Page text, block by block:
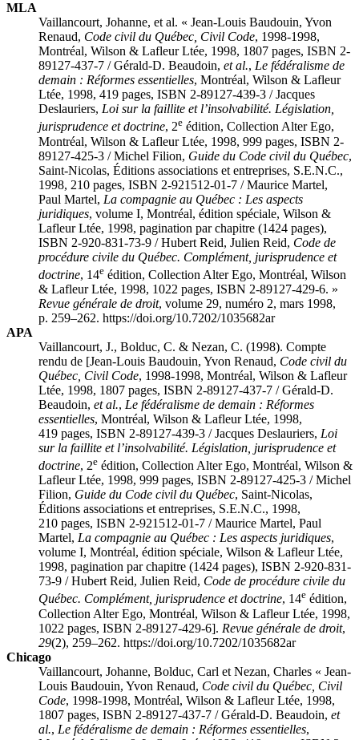
MLA
Vaillancourt, Johanne, et al. « Jean-Louis Baudouin, Yvon
Renaud, Code civil du Québec, Civil Code, 1998-1998,
Montréal, Wilson & Lafleur Ltée, 1998, 1807 pages, ISBN 2-
89127-437-7 / Gérald-D. Beaudoin, et al., Le fédéralisme de
demain : Réformes essentielles, Montréal, Wilson & Lafleur
Ltée, 1998, 419 pages, ISBN 2-89127-439-3 / Jacques
Deslauriers, Loi sur la faillite et l’insolvabilité. Législation,
jurisprudence et doctrine, 2e édition, Collection Alter Ego,
Montréal, Wilson & Lafleur Ltée, 1998, 999 pages, ISBN 2-
89127-425-3 / Michel Filion, Guide du Code civil du Québec,
Saint-Nicolas, Éditions associations et entreprises, S.E.N.C.,
1998, 210 pages, ISBN 2-921512-01-7 / Maurice Martel,
Paul Martel, La compagnie au Québec : Les aspects
juridiques, volume I, Montréal, édition spéciale, Wilson &
Lafleur Ltée, 1998, pagination par chapitre (1424 pages),
ISBN 2-920-831-73-9 / Hubert Reid, Julien Reid, Code de
procédure civile du Québec. Complément, jurisprudence et
doctrine, 14e édition, Collection Alter Ego, Montréal, Wilson
& Lafleur Ltée, 1998, 1022 pages, ISBN 2-89127-429-6. »
Revue générale de droit, volume 29, numéro 2, mars 1998,
p. 259–262. https://doi.org/10.7202/1035682ar
APA
Vaillancourt, J., Bolduc, C. & Nezan, C. (1998). Compte
rendu de [Jean-Louis Baudouin, Yvon Renaud, Code civil du
Québec, Civil Code, 1998-1998, Montréal, Wilson & Lafleur
Ltée, 1998, 1807 pages, ISBN 2-89127-437-7 / Gérald-D.
Beaudoin, et al., Le fédéralisme de demain : Réformes
essentielles, Montréal, Wilson & Lafleur Ltée, 1998,
419 pages, ISBN 2-89127-439-3 / Jacques Deslauriers, Loi
sur la faillite et l’insolvabilité. Législation, jurisprudence et
doctrine, 2e édition, Collection Alter Ego, Montréal, Wilson &
Lafleur Ltée, 1998, 999 pages, ISBN 2-89127-425-3 / Michel
Filion, Guide du Code civil du Québec, Saint-Nicolas,
Éditions associations et entreprises, S.E.N.C., 1998,
210 pages, ISBN 2-921512-01-7 / Maurice Martel, Paul
Martel, La compagnie au Québec : Les aspects juridiques,
volume I, Montréal, édition spéciale, Wilson & Lafleur Ltée,
1998, pagination par chapitre (1424 pages), ISBN 2-920-831-
73-9 / Hubert Reid, Julien Reid, Code de procédure civile du
Québec. Complément, jurisprudence et doctrine, 14e édition,
Collection Alter Ego, Montréal, Wilson & Lafleur Ltée, 1998,
1022 pages, ISBN 2-89127-429-6]. Revue générale de droit,
29(2), 259–262. https://doi.org/10.7202/1035682ar
Chicago
Vaillancourt, Johanne, Bolduc, Carl et Nezan, Charles « Jean-
Louis Baudouin, Yvon Renaud, Code civil du Québec, Civil
Code, 1998-1998, Montréal, Wilson & Lafleur Ltée, 1998,
1807 pages, ISBN 2-89127-437-7 / Gérald-D. Beaudoin, et
al., Le fédéralisme de demain : Réformes essentielles,